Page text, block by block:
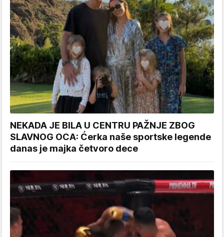
NEKADA JE BILA U CENTRU PAŽNJE ZBOG
SLAVNOG OCA: Ćerka naše sportske legende
danas je majka četvoro dece